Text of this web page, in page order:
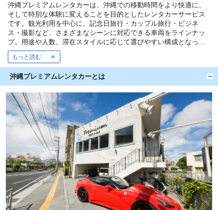
沖縄プレミアムレンタカーは、沖縄での移動時間をより快適に、
そして特別な体験に変えることを目的としたレンタカーサービス
です。観光利用を中心に、記念日旅行・カップル旅行・ビジネ
ス・撮影など、さまざまなシーンに対応できる車両をラインナッ
プ。用途や人数、滞在スタイルに応じて選びやすい構成となって
います。一般的なレンタカーとして利用しやすい国産車に加え、
オープンカーや高級車・輸入車など、沖縄の景色や滞在時間をよ
り楽しめる車両もご用意しています。
約款・規約(PDF)
沖縄プレミアムレンタカーとは